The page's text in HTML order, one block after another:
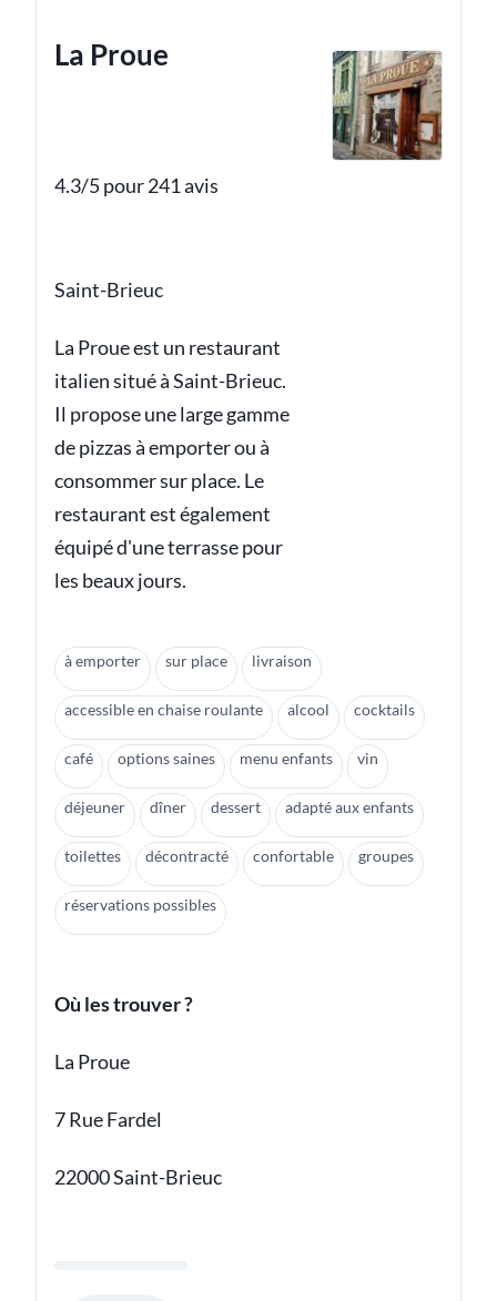
La Proue
4.3/5 pour 241 avis
Saint-Brieuc
La Proue est un restaurant
italien situé à Saint-Brieuc.
Il propose une large gamme
de pizzas à emporter ou à
consommer sur place. Le
restaurant est également
équipé d'une terrasse pour
les beaux jours.
à emporter sur place livraison
accessible en chaise roulante alcool cocktails
café options saines menu enfants vin
déjeuner dîner dessert adapté aux enfants
toilettes décontracté confortable groupes
réservations possibles
Où les trouver ?
La Proue
7 Rue Fardel
22000 Saint-Brieuc